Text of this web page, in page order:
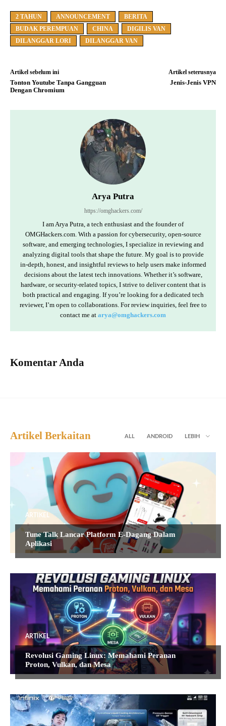
2 TAHUN ANNOUNCEMENT
BERITA
BUDAK PEREMPUAN
CHINA
DIGILIS VAN
DILANGGAR LORI
DILANGGAR VAN
Artikel sebelum ini
Tonton Youtube Tanpa Gangguan
Dengan Chromium
Artikel seterusnya
Jenis-Jenis VPN
Arya Putra
https://omghackers.com/
I am Arya Putra, a tech enthusiast and the founder of
OMGHackers.com. With a passion for cybersecurity, open-source
software, and emerging technologies, I specialize in reviewing and
analyzing digital tools that shape the future. My goal is to provide
in-depth, honest, and insightful reviews to help users make informed
decisions about the latest tech innovations. Whether it’s software,
hardware, or security-related topics, I strive to deliver content that is
both practical and engaging. If you’re looking for a dedicated tech
reviewer, I’m open to collaborations. For review inquiries, feel free to
contact me at arya@omghackers.com
Komentar Anda
Artikel Berkaitan ALL ANDROID LEBIH
ARTIKEL
Tune Talk Lancar Platform E-Dagang Dalam
Aplikasi
ARTIKEL
Revolusi Gaming Linux: Memahami Peranan
Proton, Vulkan, dan Mesa